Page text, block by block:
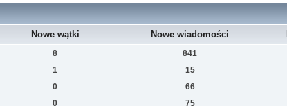
Nowe wątki Nowe wiadomości
8 841
1 15
0 66
0 75